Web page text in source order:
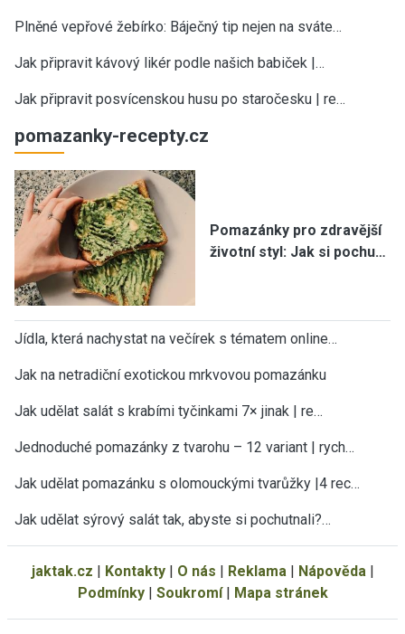
Plněné vepřové žebírko: Báječný tip nejen na sváte…
Jak připravit kávový likér podle našich babiček |…
Jak připravit posvícenskou husu po staročesku | re…
pomazanky-recepty.cz
Pomazánky pro zdravější
životní styl: Jak si pochu…
Jídla, která nachystat na večírek s tématem online…
Jak na netradiční exotickou mrkvovou pomazánku
Jak udělat salát s krabími tyčinkami 7× jinak | re…
Jednoduché pomazánky z tvarohu – 12 variant | rych…
Jak udělat pomazánku s olomouckými tvarůžky |4 rec…
Jak udělat sýrový salát tak, abyste si pochutnali?…
jaktak.cz | Kontakty| O nás | Reklama| Nápověda|
Podmínky| Soukromí| Mapa stránek